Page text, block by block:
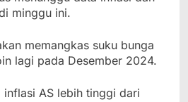
minggu ini.
memangkas suku bunga
lagi pada Desember 2024.
inflasi AS lebih tinggi dari